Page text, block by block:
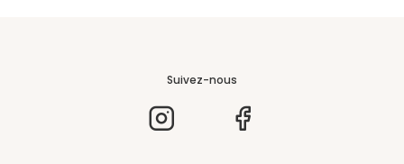
Suivez-nous